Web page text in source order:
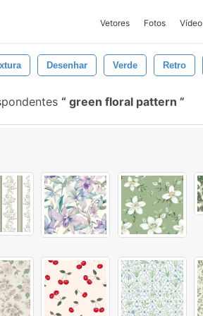
Vetores Fotos Vídeo
Desenhar Verde Retro
green floral pattern